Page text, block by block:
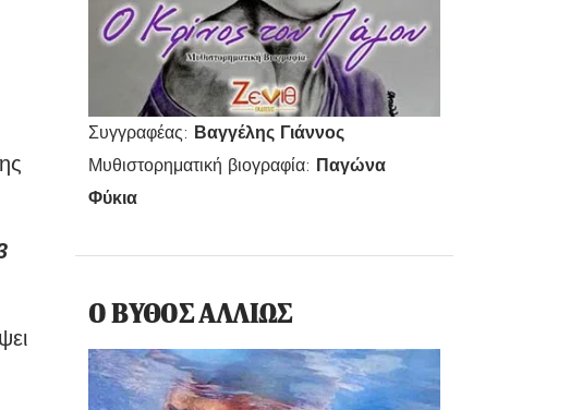
Συγγραφέας: Βαγγέλης Γιάννος
Μυθιστορηματική βιογραφία: Παγώνα
Φύκια
Ο ΒΥΘΟΣ ΑΛΛΙΩΣ